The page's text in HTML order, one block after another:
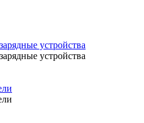
устройства
устройства